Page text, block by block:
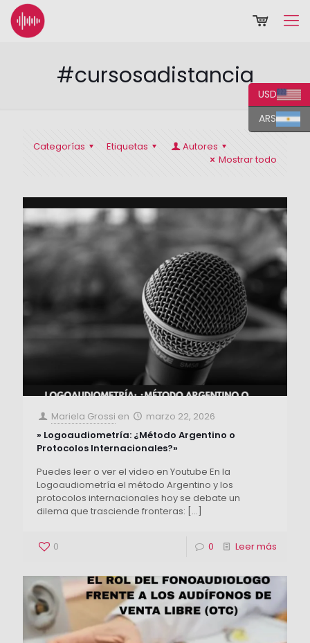
#cursosadistancia
Categorías Etiquetas
Autores
Mostrar todo
Mariela Grossi en
marzo 22, 2026
» Logoaudiometría: ¿Método Argentino o
Protocolos Internacionales?»
Puedes leer o ver el video en Youtube En la
Logoaudiometría el método Argentino y los
protocolos internacionales hoy se debate un
dilema que trasciende fronteras: […]
0 0 Leer más
USD
ARS